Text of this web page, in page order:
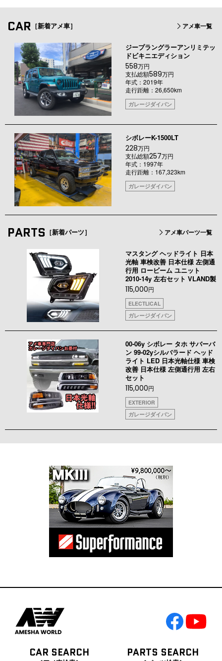
CAR ［新着アメ車］ アメ車一覧
ジープラングラーアンリミテッ
ドビキニエディション
558万円
支払総額589万円
年式：2019年
走行距離：26,650km
ガレージダイバン
シボレーK-1500LT
228万円
支払総額257万円
年式：1997年
走行距離：167,323km
ガレージダイバン
PARTS ［新着パーツ］ アメ車パーツ一覧
マスタング ヘッドライト 日本
光軸 車検改善 日本仕様 左側通
行用 ロービーム ユニット
2010-14y 左右セット VLAND製
115,000円
ELECTLICAL
ガレージダイバン
00-06y シボレー タホ サバーバ
ン 99-02yシルバラード ヘッド
ライト LED 日本光軸仕様 車検
改善 日本仕様 左側通行用 左右
セット
115,000円
EXTERIOR
ガレージダイバン
CAR SEARCH PARTS SEARCH